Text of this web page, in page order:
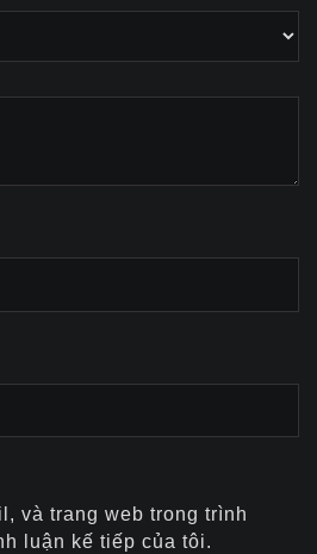
và trang web trong trình
luận kế tiếp của tôi.